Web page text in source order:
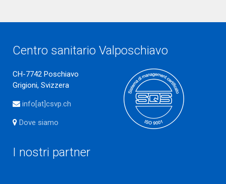
Centro sanitario Valposchiavo
CH-7742 Poschiavo
Grigioni, Svizzera
info[at]csvp.ch
Dove siamo
I nostri partner